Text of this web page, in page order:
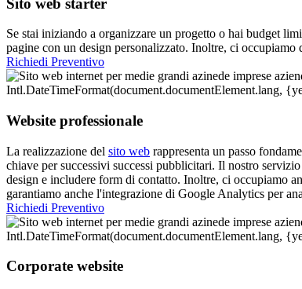
Se stai iniziando a organizzare un progetto o hai budget
pagine con un design personalizzato. Inoltre, ci
Richiedi Preventivo
Website professionale
La realizzazione del sito web rappresenta un passo
chiave per successivi successi pubblicitari. Il nostro
design e includere form di contatto. Inoltre, ci occupiamo
garantiamo anche l'integrazione di Google Analytics per
Richiedi Preventivo
Corporate website